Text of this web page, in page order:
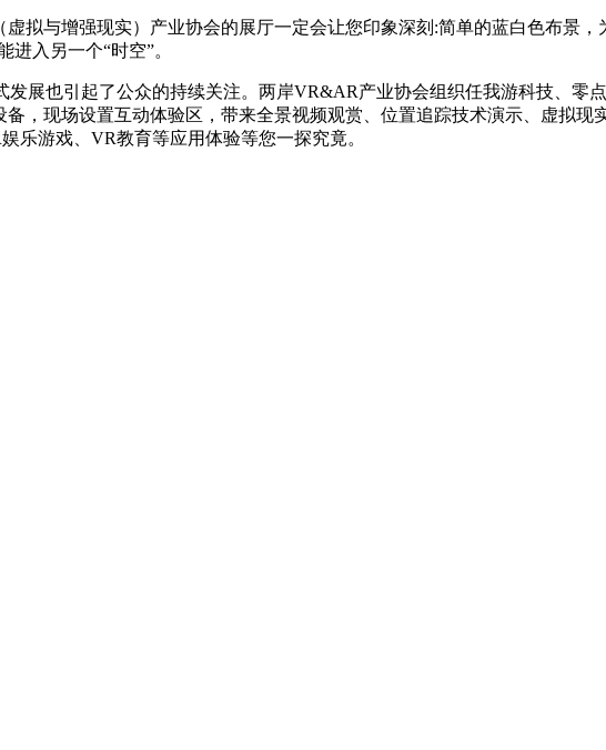
与增强现实）产业协会的展厅一定会让您印象深刻:简单的蓝白色布景，
入另一个“时空”。
也引起了公众的持续关注。两岸VR&AR产业协会组织任我游科技、零
，现场设置互动体验区，带来全景视频观赏、位置追踪技术演示、虚拟
乐游戏、VR教育等应用体验等您一探究竟。